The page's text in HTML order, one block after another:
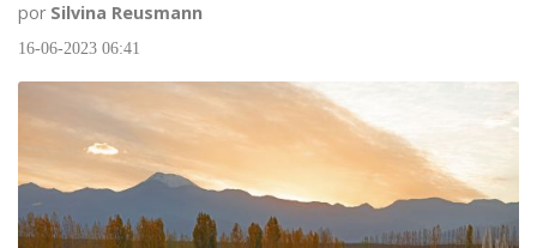
por Silvina Reusmann
16-06-2023 06:41